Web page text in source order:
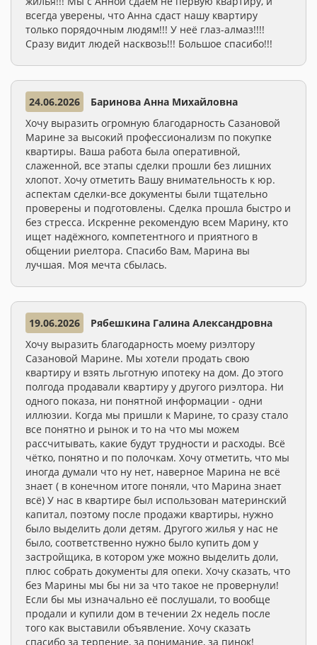
всегда уверены, что Анна сдаст нашу квартиру
только порядочным людям!!! У неё глаз-алмаз!!!!
Сразу видит людей насквозь!!! Большое спасибо!!!
24.06.2026
Баринова Анна Михайловна
Хочу выразить огромную благодарность Сазановой
Марине за высокий профессионализм по покупке
квартиры. Ваша работа была оперативной,
слаженной, все этапы сделки прошли без лишних
хлопот. Хочу отметить Вашу внимательность к юр.
аспектам сделки-все документы были тщательно
проверены и подготовлены. Сделка прошла быстро и
без стресса. Искренне рекомендую всем Марину, кто
ищет надёжного, компетентного и приятного в
общении риелтора. Спасибо Вам, Марина вы
лучшая. Моя мечта сбылась.
19.06.2026
Рябешкина Галина Александровна
Хочу выразить благодарность моему риэлтору
Сазановой Марине. Мы хотели продать свою
квартиру и взять льготную ипотеку на дом. До этого
полгода продавали квартиру у другого риэлтора. Ни
одного показа, ни понятной информации - одни
иллюзии. Когда мы пришли к Марине, то сразу стало
все понятно и рынок и то на что мы можем
рассчитывать, какие будут трудности и расходы. Всё
чётко, понятно и по полочкам. Хочу отметить, что мы
иногда думали что ну нет, наверное Марина не всё
знает ( в конечном итоге поняли, что Марина знает
всё) У нас в квартире был использован материнский
капитал, поэтому после продажи квартиры, нужно
было выделить доли детям. Другого жилья у нас не
было, соответственно нужно было купить дом у
застройщика, в котором уже можно выделить доли,
плюс собрать документы для опеки. Хочу сказать, что
без Марины мы бы ни за что такое не провернули!
Если бы мы изначально её послушали, то вообще
продали и купили дом в течении 2х недель после
того как выставили объявление. Хочу сказать
спасибо за терпение, за понимание, за пинок!